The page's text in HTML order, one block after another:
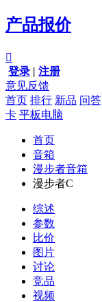
产品报价

登录 | 注册
意见反馈
首页 排行 新品 问答
卡 平板电脑
首页
音箱
漫步者音箱
漫步者C
综述
参数
比价
图片
讨论
竞品
视频